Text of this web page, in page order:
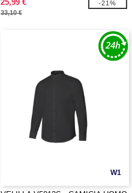
25,99 €
33,10 €
-21%
W1